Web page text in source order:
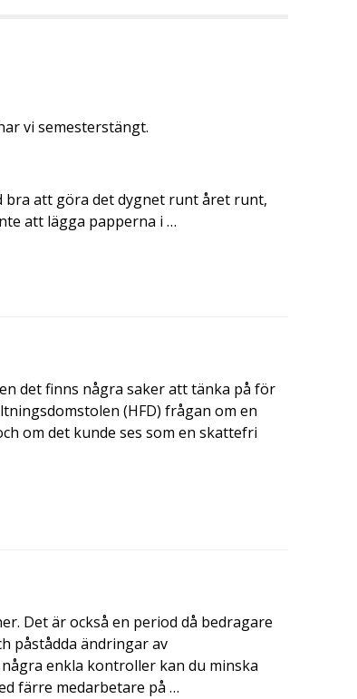
vi semesterstängt.
bra att göra det dygnet runt året runt,
att lägga papperna i …
det finns några saker att tänka på för
(HFD) frågan om en
om det kunde ses som en skattefri
Det är också en period då bedragare
påstådda ändringar av
enkla kontroller kan du minska
färre medarbetare på …